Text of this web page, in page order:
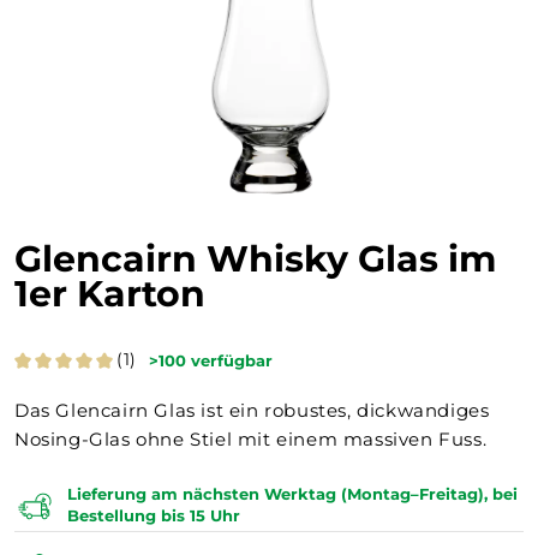
Glencairn Whisky Glas im
1er Karton
(1) >100 verfügbar
Das Glencairn Glas ist ein robustes, dickwandiges
Nosing-Glas ohne Stiel mit einem massiven Fuss.
Lieferung am nächsten Werktag (Montag–Freitag), bei
Bestellung bis 15 Uhr